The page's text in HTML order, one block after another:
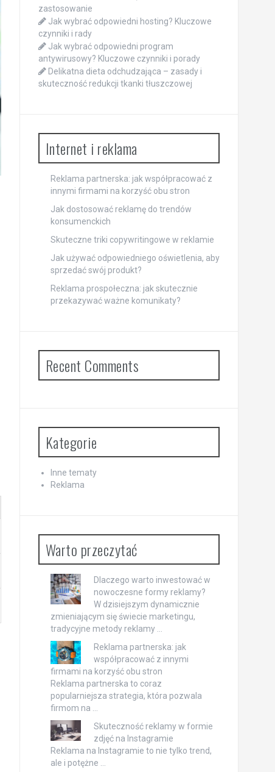
zastosowanie
Jak wybrać odpowiedni hosting? Kluczowe
czynniki i rady
Jak wybrać odpowiedni program
antywirusowy? Kluczowe czynniki i porady
Delikatna dieta odchudzająca – zasady i
skuteczność redukcji tkanki tłuszczowej
Internet i reklama
Reklama partnerska: jak współpracować z
innymi firmami na korzyść obu stron
Jak dostosować reklamę do trendów
konsumenckich
Skuteczne triki copywritingowe w reklamie
Jak używać odpowiedniego oświetlenia, aby
sprzedać swój produkt?
Reklama prospołeczna: jak skutecznie
przekazywać ważne komunikaty?
Recent Comments
Kategorie
Inne tematy
Reklama
Warto przeczytać
Dlaczego warto inwestować w
nowoczesne formy reklamy?
W dzisiejszym dynamicznie
zmieniającym się świecie marketingu,
tradycyjne metody reklamy …
Reklama partnerska: jak
współpracować z innymi
firmami na korzyść obu stron
Reklama partnerska to coraz
popularniejsza strategia, która pozwala
firmom na …
Skuteczność reklamy w formie
zdjęć na Instagramie
Reklama na Instagramie to nie tylko trend,
ale i potężne …